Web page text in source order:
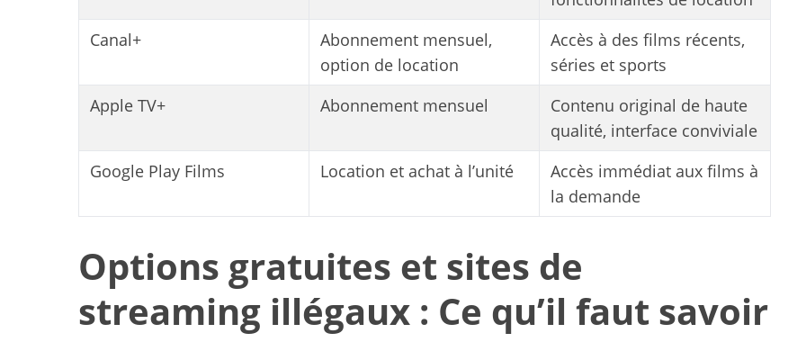
Canal+
Abonnement mensuel,
option de location
Accès à des films récents,
séries et sports
Apple TV+
Abonnement mensuel
Contenu original de haute
qualité, interface conviviale
Google Play Films
Location et achat à l’unité
Accès immédiat aux films à
la demande
Options gratuites et sites de
streaming illégaux : Ce qu’il faut savoir
e
r
c